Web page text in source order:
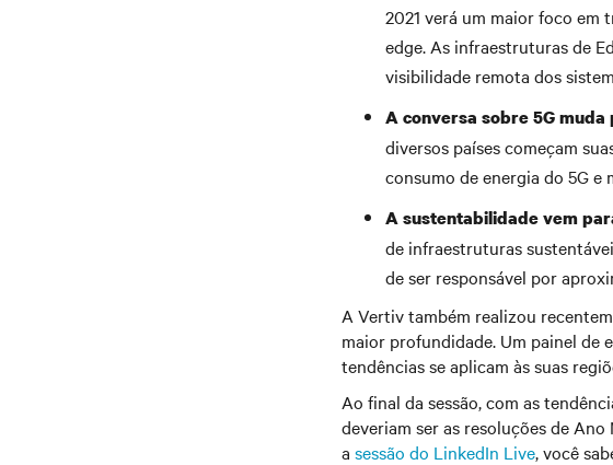
2021 verá um maior foco em
edge. As infraestruturas de
visibilidade remota dos
A conversa sobre 5G
diversos países começam
consumo de energia do 5G
A sustentabilidade vem
de infraestruturas
de ser responsável por
A Vertiv também realizou
maior profundidade. Um painel de
tendências se aplicam às suas
Ao final da sessão, com as
deveriam ser as resoluções de
a sessão do LinkedIn Live, você